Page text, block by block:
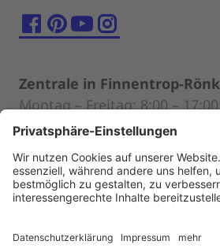
Zentrale in Finnentrop-
Montag – Freitag: 8:00 –
Persönliche Beratung nach
Terminabsprache (auch
Öffnungszeiten)
Mittwoch – Sonntag: 11:00 –